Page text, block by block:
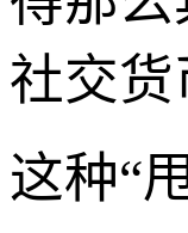
社交货
这种“